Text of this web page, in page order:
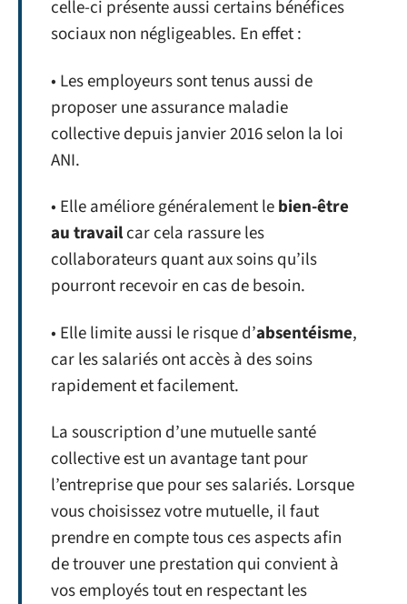
celle-ci présente aussi certains bénéfices
sociaux non négligeables. En effet :
• Les employeurs sont tenus aussi de
proposer une assurance maladie
collective depuis janvier 2016 selon la loi
ANI.
• Elle améliore généralement lebien-être
au travailcar cela rassure les
collaborateurs quant aux soins qu’ils
pourront recevoir en cas de besoin.
• Elle limite aussi le risque d’absentéisme,
car les salariés ont accès à des soins
rapidement et facilement.
La souscription d’une mutuelle santé
collective est un avantage tant pour
l’entreprise que pour ses salariés. Lorsque
vous choisissez votre mutuelle, il faut
prendre en compte tous ces aspects afin
de trouver une prestation qui convient à
vos employés tout en respectant les